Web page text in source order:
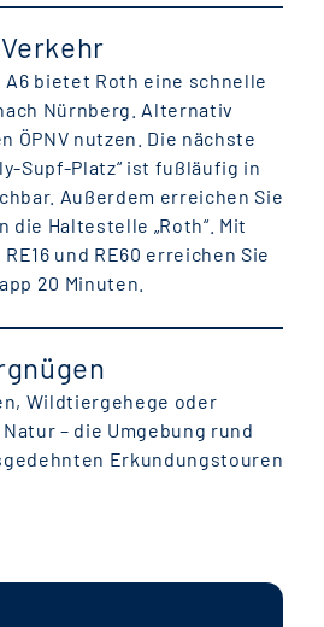
A6 bietet Roth eine schnelle
Nürnberg. Alternativ
ÖPNV nutzen. Die nächste
Supf-Platz“ ist fußläufig in
Außerdem erreichen Sie
die Haltestelle „Roth“. Mit
und RE60 erreichen Sie
20 Minuten.
Wildtiergehege oder
– die Umgebung rund
Erkundungstouren